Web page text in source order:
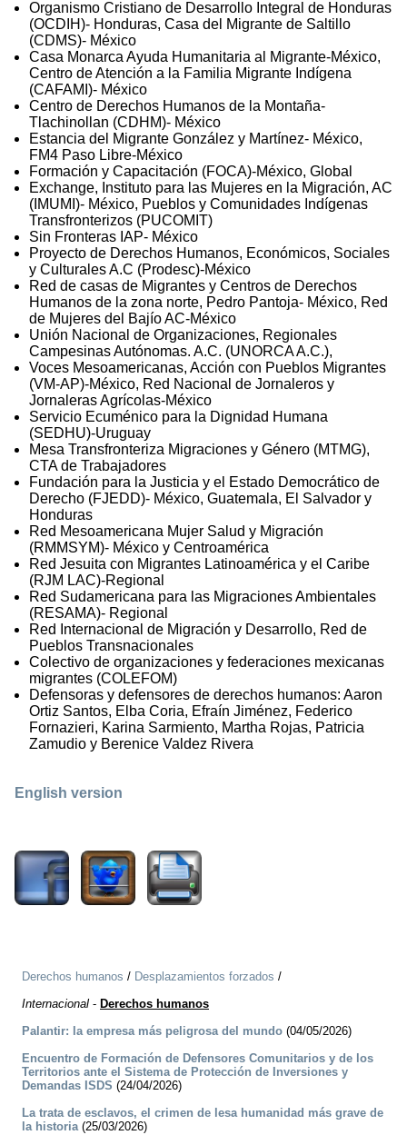
Organismo Cristiano de Desarrollo Integral de Honduras
(OCDIH)- Honduras, Casa del Migrante de Saltillo
(CDMS)- México
Casa Monarca Ayuda Humanitaria al Migrante-México,
Centro de Atención a la Familia Migrante Indígena
(CAFAMI)- México
Centro de Derechos Humanos de la Montaña-
Tlachinollan (CDHM)- México
Estancia del Migrante González y Martínez- México,
FM4 Paso Libre-México
Formación y Capacitación (FOCA)-México, Global
Exchange, Instituto para las Mujeres en la Migración, AC
(IMUMI)- México, Pueblos y Comunidades Indígenas
Transfronterizos (PUCOMIT)
Sin Fronteras IAP- México
Proyecto de Derechos Humanos, Económicos, Sociales
y Culturales A.C (Prodesc)-México
Red de casas de Migrantes y Centros de Derechos
Humanos de la zona norte, Pedro Pantoja- México, Red
de Mujeres del Bajío AC-México
Unión Nacional de Organizaciones, Regionales
Campesinas Autónomas. A.C. (UNORCA A.C.),
Voces Mesoamericanas, Acción con Pueblos Migrantes
(VM-AP)-México, Red Nacional de Jornaleros y
Jornaleras Agrícolas-México
Servicio Ecuménico para la Dignidad Humana
(SEDHU)-Uruguay
Mesa Transfronteriza Migraciones y Género (MTMG),
CTA de Trabajadores
Fundación para la Justicia y el Estado Democrático de
Derecho (FJEDD)- México, Guatemala, El Salvador y
Honduras
Red Mesoamericana Mujer Salud y Migración
(RMMSYM)- México y Centroamérica
Red Jesuita con Migrantes Latinoamérica y el Caribe
(RJM LAC)-Regional
Red Sudamericana para las Migraciones Ambientales
(RESAMA)- Regional
Red Internacional de Migración y Desarrollo, Red de
Pueblos Transnacionales
Colectivo de organizaciones y federaciones mexicanas
migrantes (COLEFOM)
Defensoras y defensores de derechos humanos: Aaron
Ortiz Santos, Elba Coria, Efraín Jiménez, Federico
Fornazieri, Karina Sarmiento, Martha Rojas, Patricia
Zamudio y Berenice Valdez Rivera
English version
Derechos humanos / Desplazamientos forzados /
Internacional - Derechos humanos
Palantir: la empresa más peligrosa del mundo (04/05/2026)
Encuentro de Formación de Defensores Comunitarios y de los
Territorios ante el Sistema de Protección de Inversiones y
Demandas ISDS (24/04/2026)
La trata de esclavos, el crimen de lesa humanidad más grave de
la historia(25/03/2026)